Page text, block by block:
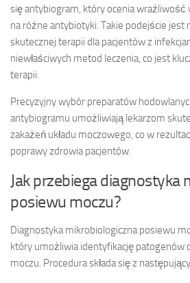
się antybiogram, który ocenia wrażliwość
na różne antybiotyki. Takie podejście jest
skutecznej terapii dla pacjentów z
niewłaściwych metod leczenia, co jest
terapii.
Precyzyjny wybór preparatów
antybiogramu umożliwiają lekarzom
zakażeń układu moczowego, co w
poprawy zdrowia pacjentów.
Jak przebiega diagnostyka
posiewu moczu?
Diagnostyka mikrobiologiczna posiewu
który umożliwia identyfikację patogenów
moczu. Procedura składa się z